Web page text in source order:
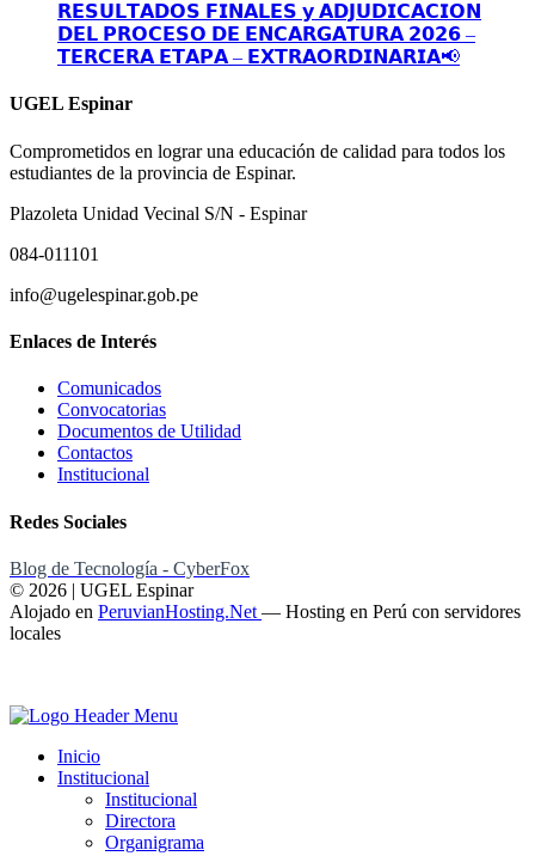
𝗥𝗘𝗦𝗨𝗟𝗧𝗔𝗗𝗢𝗦 𝗙𝗜𝗡𝗔𝗟𝗘𝗦 𝘆 𝗔𝗗𝗝𝗨𝗗𝗜𝗖𝗔𝗖𝗜𝗢𝗡
𝗗𝗘𝗟 𝗣𝗥𝗢𝗖𝗘𝗦𝗢 𝗗𝗘 𝗘𝗡𝗖𝗔𝗥𝗚𝗔𝗧𝗨𝗥𝗔 𝟮𝟬𝟮𝟲 –
𝗧𝗘𝗥𝗖𝗘𝗥𝗔 𝗘𝗧𝗔𝗣𝗔 – 𝗘𝗫𝗧𝗥𝗔𝗢𝗥𝗗𝗜𝗡𝗔𝗥𝗜𝗔📢
UGEL Espinar
Comprometidos en lograr una educación de calidad para todos los
estudiantes de la provincia de Espinar.
Plazoleta Unidad Vecinal S/N - Espinar
084-011101
info@ugelespinar.gob.pe
Enlaces de Interés
Comunicados
Convocatorias
Documentos de Utilidad
Contactos
Institucional
Redes Sociales
Blog de Tecnología - CyberFox
© 2026 | UGEL Espinar
Alojado en PeruvianHosting.Net — Hosting en Perú con servidores
locales
Inicio
Institucional
Institucional
Directora
Organigrama